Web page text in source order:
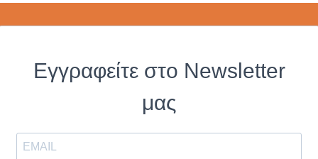
Εγγραφείτε στο Newsletter
μας